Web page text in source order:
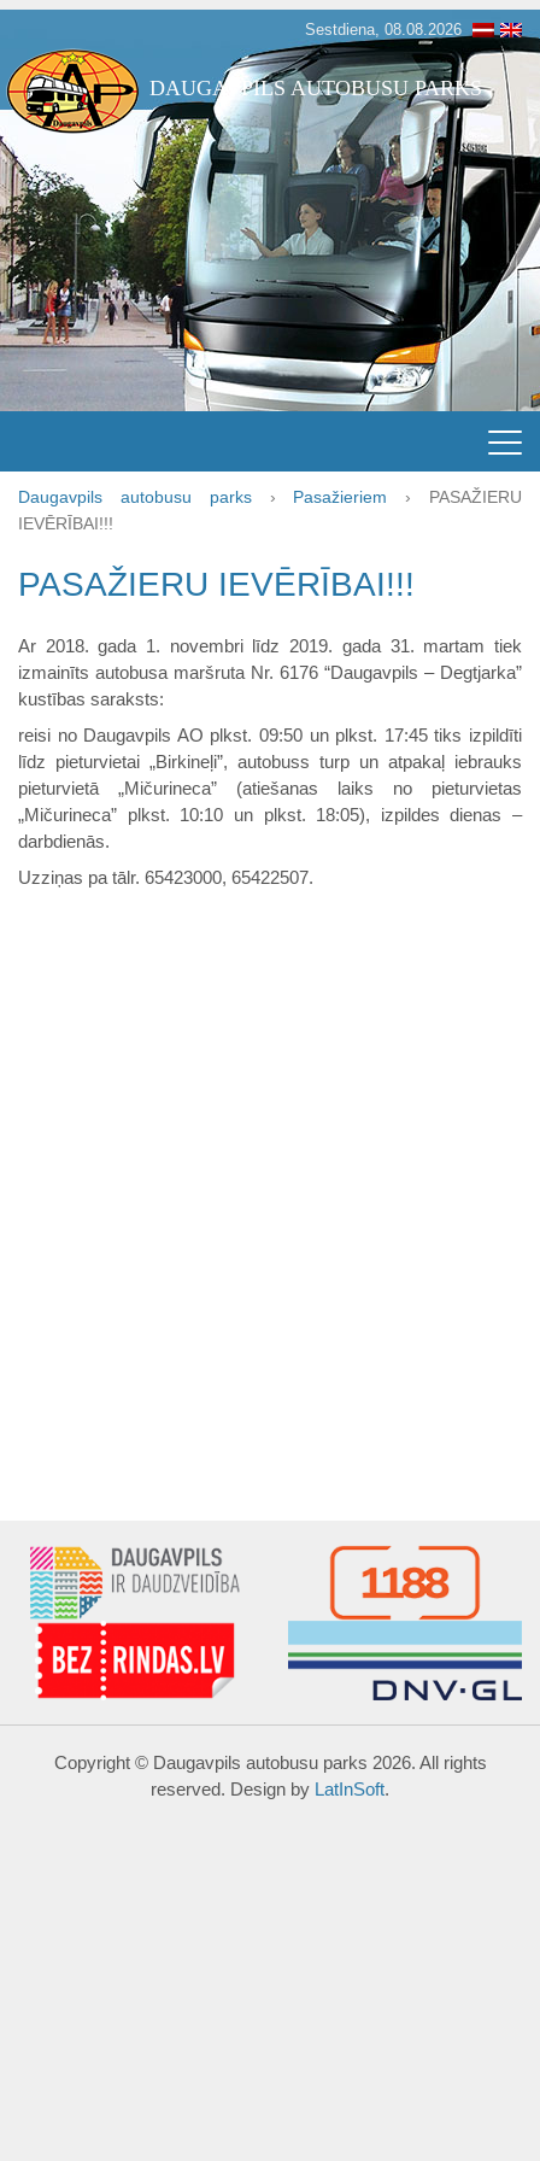
Sestdiena, 08.08.2026
DAUGAVPILS AUTOBUSU PARKS
Daugavpils autobusu parks› Pasažieriem › PASAŽIERU
IEVĒRĪBAI!!!
PASAŽIERU IEVĒRĪBAI!!!
Ar 2018. gada 1. novembri līdz 2019. gada 31. martam tiek
izmainīts autobusa maršruta Nr. 6176 “Daugavpils – Degtjarka”
kustības saraksts:
reisi no Daugavpils AO plkst. 09:50 un plkst. 17:45 tiks izpildīti
līdz pieturvietai „Birkineļi”, autobuss turp un atpakaļ iebrauks
pieturvietā „Mičurineca” (atiešanas laiks no pieturvietas
„Mičurineca” plkst. 10:10 un plkst. 18:05), izpildes dienas –
darbdienās.
Uzziņas pa tālr. 65423000, 65422507.
Copyright © Daugavpils autobusu parks 2026. All rights
reserved. Design by LatInSoft.